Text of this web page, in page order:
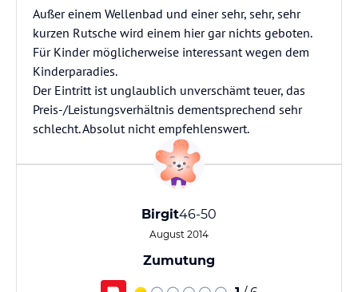
Außer einem Wellenbad und einer sehr, sehr, sehr
kurzen Rutsche wird einem hier gar nichts geboten.
Für Kinder möglicherweise interessant wegen dem
Kinderparadies.
Der Eintritt ist unglaublich unverschämt teuer, das
Preis-/Leistungsverhältnis dementsprechend sehr
schlecht. Absolut nicht empfehlenswert.
Birgit46-50
August 2014
Zumutung